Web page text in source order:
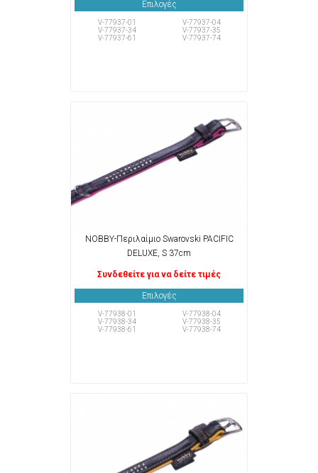
Επιλογές
V-77937-01
V-77937-04
V-77937-34
V-77937-35
V-77937-61
V-77937-74
NOBBY-Περιλαίμιο Swarovski PACIFIC
DELUXE, S 37cm
Συνδεθείτε για να δείτε τιμές
Επιλογές
V-77938-01
V-77938-04
V-77938-34
V-77938-35
V-77938-61
V-77938-74